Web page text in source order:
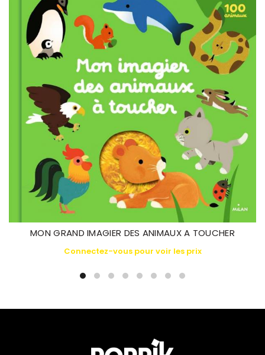
MON GRAND IMAGIER DES ANIMAUX A TOUCHER
Connectez-vous pour voir les prix